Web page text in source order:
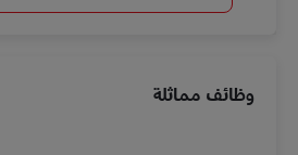
وظائف مماثلة